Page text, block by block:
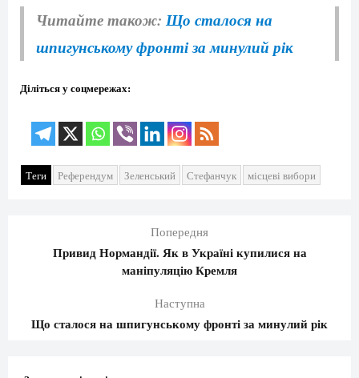
Читайте також: Що сталося на
шпигунському фронті за минулий рік
Діліться у соцмережах:
Теги Референдум Зеленський Стефанчук місцеві вибори
Попередня
Привид Нормандії. Як в Україні купилися на
маніпуляцію Кремля
Наступна
Що сталося на шпигунському фронті за минулий рік